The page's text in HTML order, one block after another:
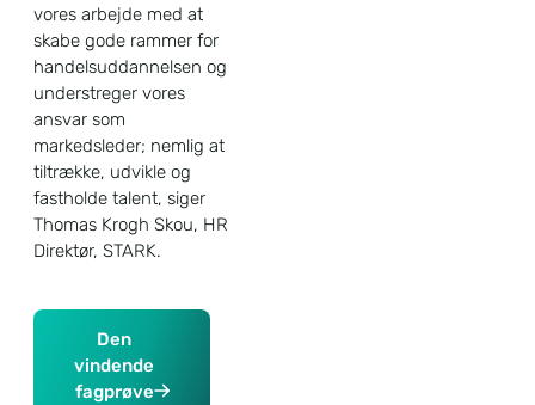
vores arbejde med at
skabe gode rammer for
handelsuddannelsen og
understreger vores
ansvar som
markedsleder; nemlig at
tiltrække, udvikle og
fastholde talent, siger
Thomas Krogh Skou, HR
Direktør, STARK.
Den
vindende
fagprøve